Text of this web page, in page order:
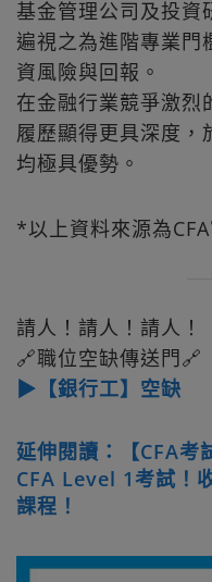
基金管理公司及投資
遍視之為進階專業門
資風險與回報。
在金融行業競爭激烈
履歷顯得更具深度，
均極具優勢。
*以上資料來源為
請人！請人！請人！
🔗職位空缺傳送門🔗
▶【銀行工】空缺
延伸閱讀：【CFA考
CFA Level 1考試！
課程！